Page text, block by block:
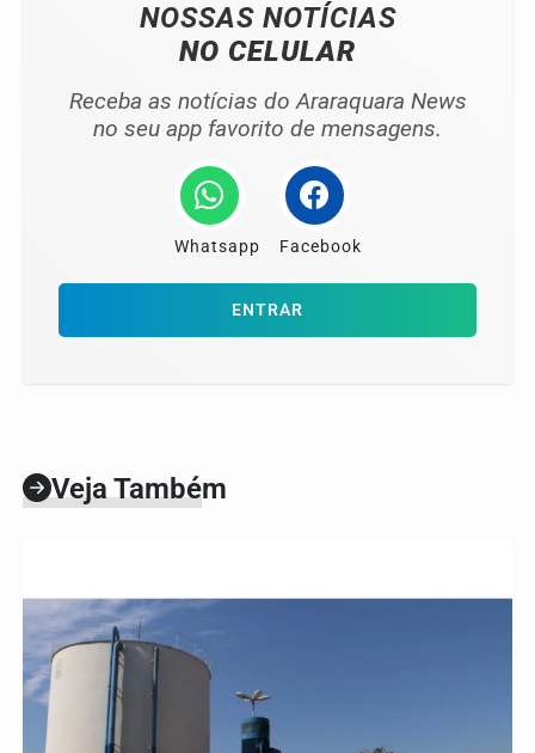
NOSSAS NOTÍCIAS
NO CELULAR
Receba as notícias do Araraquara News
no seu app favorito de mensagens.
Whatsapp Facebook
ENTRAR
Veja Também